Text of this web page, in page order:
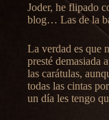
Joder, he flipado
blog… Las de la
La verdad es que
presté demasiada
las carátulas,
todas las cintas
un día les tengo